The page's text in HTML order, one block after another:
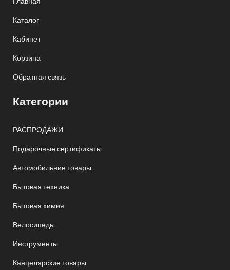
Каталог
Кабинет
Корзина
Обратная связь
Категории
РАСПРОДАЖИ
Подарочные сертификаты
Автомобильние товары
Бытовая техника
Бытовая химия
Велосипеды
Инструменты
Канцелярские товары